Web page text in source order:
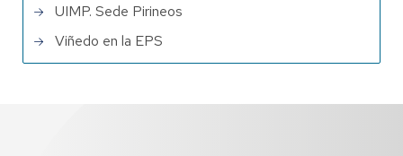
UIMP. Sede Pirineos
Viñedo en la EPS